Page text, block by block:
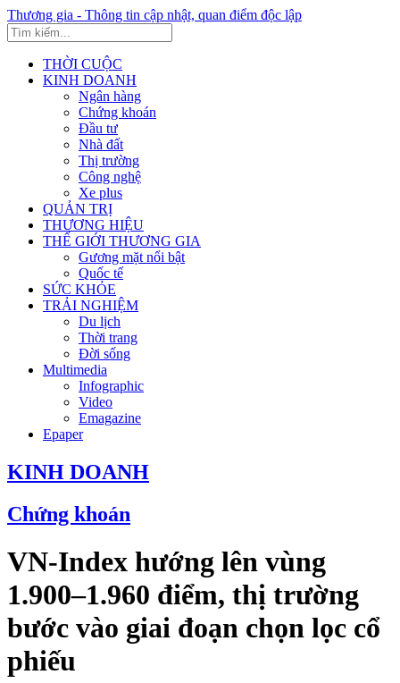
Thương gia - Thông tin cập nhật, quan điểm độc lập
THỜI CUỘC
KINH DOANH
Ngân hàng
Chứng khoán
Đầu tư
Nhà đất
Thị trường
Công nghệ
Xe plus
QUẢN TRỊ
THƯƠNG HIỆU
THẾ GIỚI THƯƠNG GIA
Gương mặt nổi bật
Quốc tế
SỨC KHỎE
TRẢI NGHIỆM
Du lịch
Thời trang
Đời sống
Multimedia
Infographic
Video
Emagazine
Epaper
KINH DOANH
Chứng khoán
VN-Index hướng lên vùng
1.900–1.960 điểm, thị trường
bước vào giai đoạn chọn lọc cổ
phiếu